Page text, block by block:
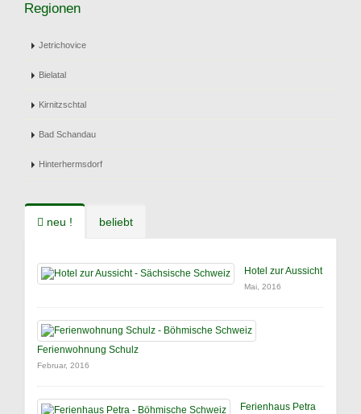
Regionen
Jetrichovice
Bielatal
Kirnitzschtal
Bad Schandau
Hinterhermsdorf
neu ! beliebt
Hotel zur Aussicht
Mai, 2016
Ferienwohnung Schulz
Februar, 2016
Ferienhaus Petra